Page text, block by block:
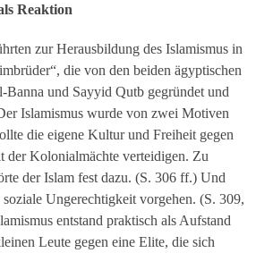
Reaktion
zur Herausbildung des Islamismus in
die von den beiden ägyptischen
Banna und Sayyid Qutb gegründet und
Islamismus wurde von zwei Motiven
die eigene Kultur und Freiheit gegen
der Kolonialmächte verteidigen. Zu
der Islam fest dazu. (S. 306 ff.) Und
Ungerechtigkeit vorgehen. (S. 309,
entstand praktisch als Aufstand
Leute gegen eine Elite, die sich